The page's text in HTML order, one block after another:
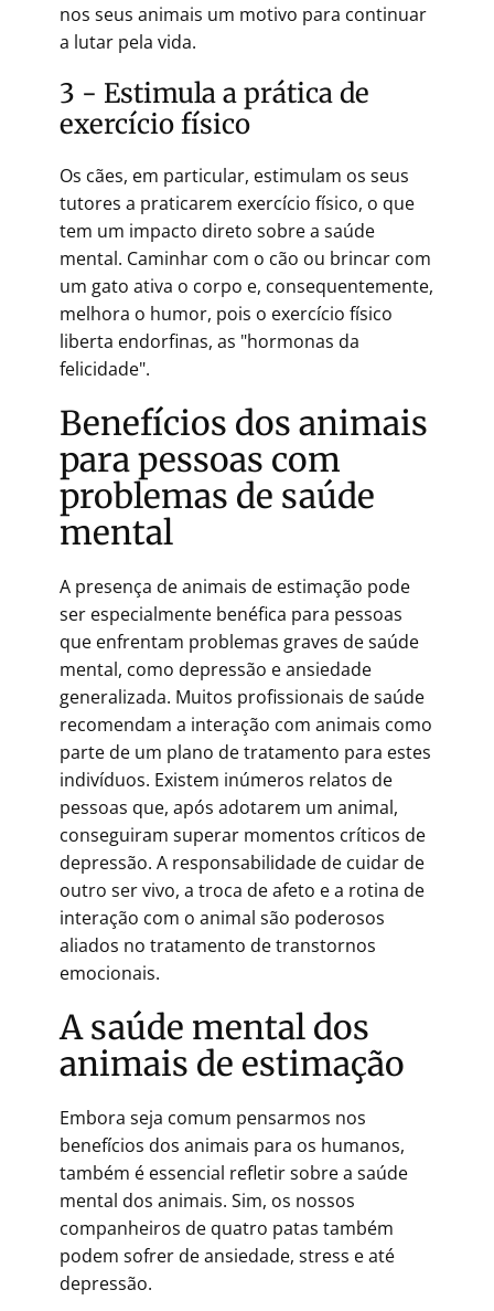
nos seus animais um motivo para continuar
a lutar pela vida.
3 - Estimula a prática de
exercício físico
Os cães, em particular, estimulam os seus
tutores a praticarem exercício físico, o que
tem um impacto direto sobre a saúde
mental. Caminhar com o cão ou brincar com
um gato ativa o corpo e, consequentemente,
melhora o humor, pois o exercício físico
liberta endorfinas, as "hormonas da
felicidade".
Benefícios dos animais
para pessoas com
problemas de saúde
mental
A presença de animais de estimação pode
ser especialmente benéfica para pessoas
que enfrentam problemas graves de saúde
mental, como depressão e ansiedade
generalizada. Muitos profissionais de saúde
recomendam a interação com animais como
parte de um plano de tratamento para estes
indivíduos. Existem inúmeros relatos de
pessoas que, após adotarem um animal,
conseguiram superar momentos críticos de
depressão. A responsabilidade de cuidar de
outro ser vivo, a troca de afeto e a rotina de
interação com o animal são poderosos
aliados no tratamento de transtornos
emocionais.
A saúde mental dos
animais de estimação
Embora seja comum pensarmos nos
benefícios dos animais para os humanos,
também é essencial refletir sobre a saúde
mental dos animais. Sim, os nossos
companheiros de quatro patas também
podem sofrer de ansiedade, stress e até
depressão.